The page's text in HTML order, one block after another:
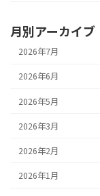
月別アーカイブ
2026年7月
2026年6月
2026年5月
2026年3月
2026年2月
2026年1月